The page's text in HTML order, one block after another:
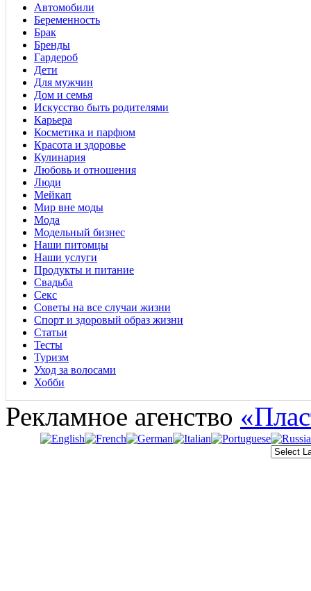
Автомобили
Беременность
Брак
Бренды
Гардероб
Дети
Для мужчин
Дом и семья
Искусство быть родителями
Карьера
Косметика и парфюм
Красота и здоровье
Кулинария
Любовь и отношения
Люди
Мейкап
Мир вне моды
Мода
Модельный бизнес
Наши питомцы
Наши услуги
Продукты и питание
Свадьба
Секс
Советы на все случаи жизни
Спорт и здоровый образ жизни
Статьи
Тесты
Туризм
Уход за волосами
Хобби
Рекламное агенство